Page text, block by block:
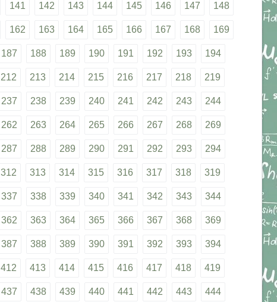
141 142 143 144 145 146 147 148
162 163 164 165 166 167 168 169
187 188 189 190 191 192 193 194
212 213 214 215 216 217 218 219
237 238 239 240 241 242 243 244
262 263 264 265 266 267 268 269
287 288 289 290 291 292 293 294
312 313 314 315 316 317 318 319
337 338 339 340 341 342 343 344
362 363 364 365 366 367 368 369
387 388 389 390 391 392 393 394
412 413 414 415 416 417 418 419
437 438 439 440 441 442 443 444